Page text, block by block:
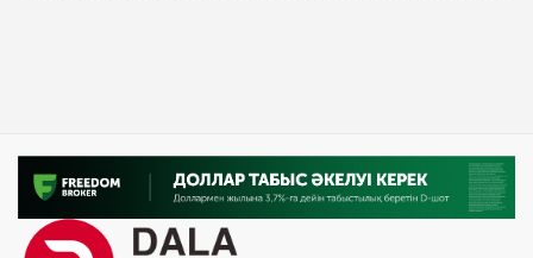
Роботы-доставщики вышли на улицы Астаны